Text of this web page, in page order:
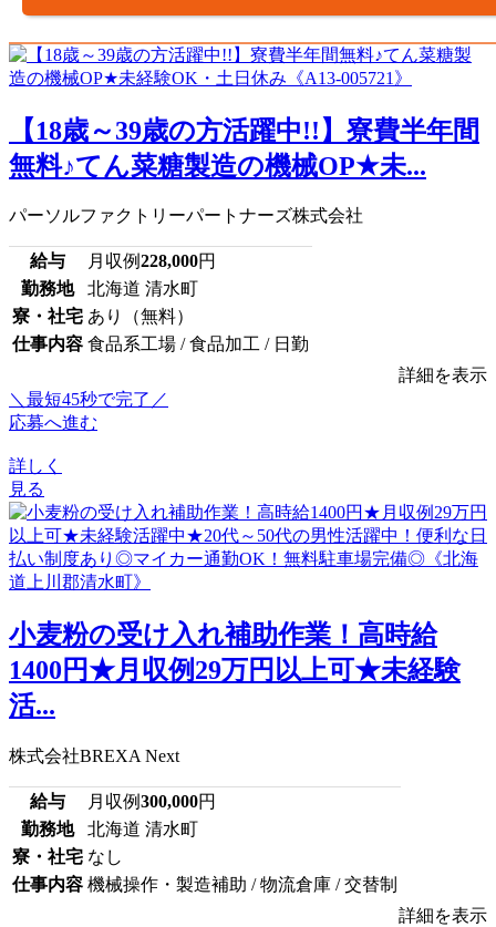
【18歳～39歳の方活躍中!!】寮費半年間
無料♪てん菜糖製造の機械OP★未...
パーソルファクトリーパートナーズ株式会社
給与 月収例228,000円
勤務地
北海道 清水町
寮・社宅 あり（無料）
仕事内容 食品系工場 / 食品加工 / 日勤
詳細を表示
＼最短45秒で完了／
応募へ進む
詳しく
見る
小麦粉の受け入れ補助作業！高時給
1400円★月収例29万円以上可★未経験
活...
株式会社BREXA Next
給与 月収例300,000円
勤務地
北海道 清水町
寮・社宅 なし
仕事内容 機械操作・製造補助 / 物流倉庫 / 交替制
詳細を表示